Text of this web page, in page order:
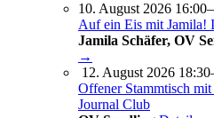
10. August 2026
Auf ein Eis mit Jamila!
Jamila Schäfer, OV
→
12. August 2026
Offener Stammtisch
Journal Club